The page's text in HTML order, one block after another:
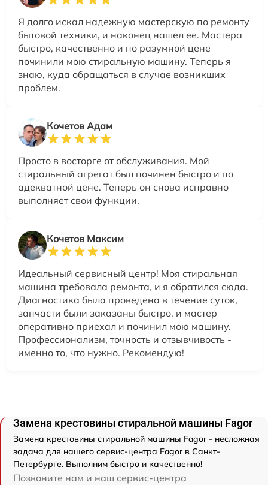
Я долго искал надежную мастерскую по ремонту
бытовой техники, и наконец нашел ее. Мастера
быстро, качественно и по разумной цене
починили мою стиральную машину. Теперь я
знаю, куда обращаться в случае возникших
проблем.
Кочетов Адам
Просто в восторге от обслуживания. Мой
стиральный агрегат был починен быстро и по
адекватной цене. Теперь он снова исправно
выполняет свои функции.
Кочетов Максим
Идеальный сервисный центр! Моя стиральная
машина требовала ремонта, и я обратился сюда.
Диагностика была проведена в течение суток,
запчасти были заказаны быстро, и мастер
оперативно приехал и починил мою машину.
Профессионализм, точность и отзывчивость -
именно то, что нужно. Рекомендую!
Замена крестовины стиральной машины Fagor
Замена крестовины стиральной машины Fagor - несложная
задача для нашего сервис-центра Fagor в Санкт-
Петербурге. Выполним быстро и качественно!
Позвоните нам и наш сервис-центра